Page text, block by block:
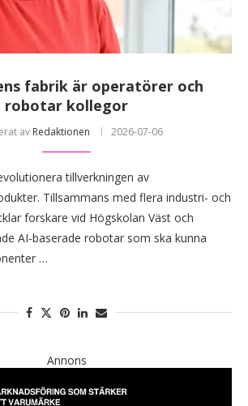
fabrik är operatörer och
robotar kollegor
av Redaktionen 2026-07-06
tillverkningen av
Tillsammans med flera industri- och
forskare vid Högskolan Väst och
AI-baserade robotar som ska kunna
…
Annons